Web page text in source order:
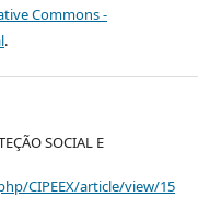
Commons -
.
SOCIAL E
CIPEEX/article/view/15